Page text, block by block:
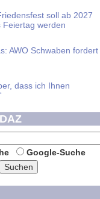
soll ab 2027
Feier­tag werden
AWO Schwaben fordert
dass ich Ihnen
Google-Suche
Suchen